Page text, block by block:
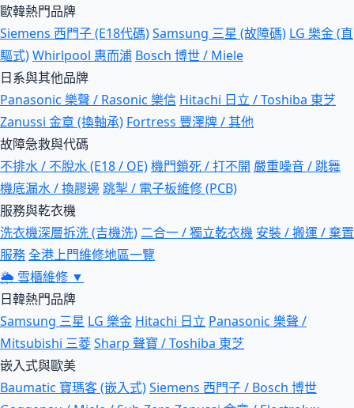
歐韓熱門品牌
Siemens 西門子 (E18代碼)Samsung 三星 (故障碼) LG 樂金 (直
驅式)Whirlpool 惠而浦 Bosch 博世 / Miele
日系與其他品牌
Panasonic 樂聲 / Rasonic 樂信 Hitachi 日立 / Toshiba 東芝
Zanussi 金章 (換軸承) Fortress 豐澤牌 / 其他
故障急救與代碼
不排水 / 不脫水 (E18 / OE)機門鎖死 / 打不開 嚴重噪音 / 跳舞
機底漏水 / 換膠邊跳掣 / 電子板維修 (PCB)
服務與乾衣機
洗衣機深層拆洗 (吉機洗) 二合一 / 獨立乾衣機 安裝 / 搬運 / 棄置
服務全港上門維修地區一覽
🌦 雪櫃維修 ▼
日韓熱門品牌
Samsung 三星 LG 樂金 Hitachi 日立 Panasonic 樂聲 /
Mitsubishi 三菱Sharp 聲寶 / Toshiba 東芝
嵌入式與歐美
Baumatic 寶瑪客 (嵌入式)Siemens 西門子 / Bosch 博世